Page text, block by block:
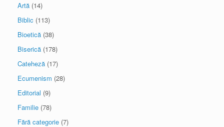
Artă (14)
Biblic (113)
Bioetică (38)
Biserică (178)
Cateheză (17)
Ecumenism (28)
Editorial (9)
Familie (78)
Fără categorie (7)